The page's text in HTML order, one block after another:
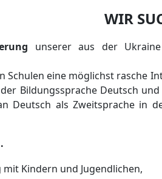
WIR
unserer aus der
Schulen eine möglichst rasche
Bildungssprache Deutsch
Deutsch als Zweitsprache in
Kindern und Jugendlichen,